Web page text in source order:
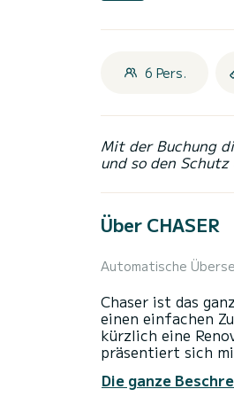
6 Pers.
Mit der Buchung
und so den
Über CHASER
Automatische
Chaser ist das
einen einfachen
kürzlich eine
präsentiert sich
Hauptdeck.
Die ganze